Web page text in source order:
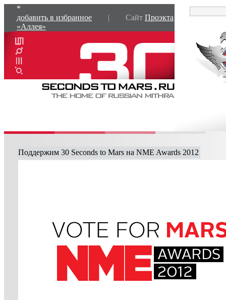
*
добавить в избранное
| Сайт Проэкта
«Аллея»
Поддержим 30 Seconds to Mars на NME Awards 2012